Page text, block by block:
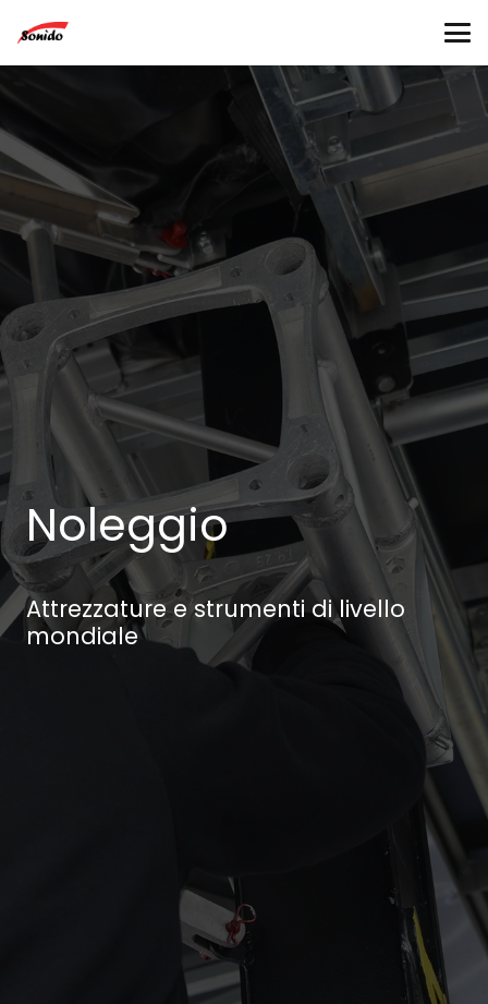
Noleggio
Attrezzature e strumenti di livello
mondiale